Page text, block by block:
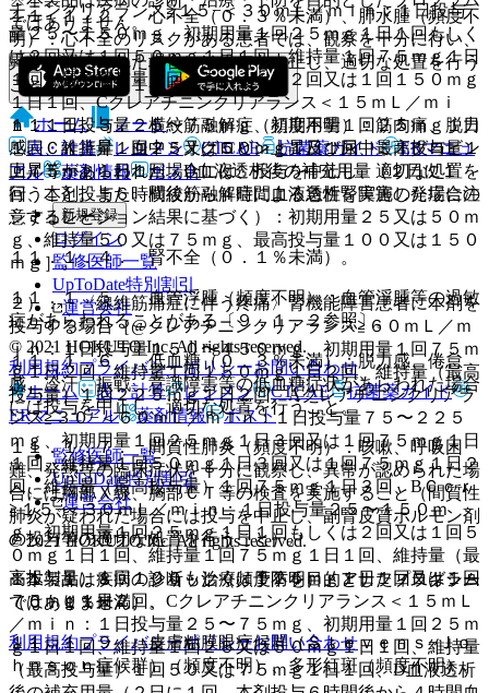
１１．１．２． 心不全（０．３％未満）、肺水腫（頻度不
明）：心不全のリスクがある患者では、観察を十分に行い、
異常が認められた場合には投与を中止し、適切な処置を行う
こと〔９．１．１参照〕。
１１．１．３． 横紋筋融解症（頻度不明）：筋肉痛、脱力
感、ＣＫ上昇、血中ミオグロビン上昇及び尿中ミオグロビン
上昇等があらわれた場合には、投与を中止し、適切な処置を
行うこと。また、横紋筋融解症による急性腎障害の発症に注
意すること。
１１．１．４． 腎不全（０．１％未満）。
１１．１．５． 血管浮腫（頻度不明）：血管浮腫等の過敏
症があらわれることがある〔９．１．２参照〕。
１１．１．６． 低血糖（０．３％未満）：脱力感、倦怠
感、冷汗、振戦、意識障害等の低血糖症状があらわれた場合
には投与を中止し、適切な処置を行うこと。
１１．１．７． 間質性肺炎（頻度不明）：咳嗽、呼吸困
難、発熱等の臨床症状を十分に観察し、異常が認められた場
合には胸部Ｘ線、胸部ＣＴ等の検査を実施すること（間質性
肺炎が疑われた場合には投与を中止し、副腎皮質ホルモン剤
の投与等の適切な処置を行うこと）。
１１．１．８． ショック（頻度不明）、アナフィラキシー
（０．１％未満）。
１１．１．９． 皮膚粘膜眼症候群（Ｓｔｅｖｅｎｓ−Ｊｏ
ｈｎｓｏｎ症候群）（頻度不明）、多形紅斑（頻度不明）。
チニンクリアランス≧１５−＜３０ｍＬ／ｍｉｎ：１日投与
量２５〜１５０ｍｇ、初期用量１回２５ｍｇ１日１回もしく
は２回又は１回５０ｍｇ１日１回、維持量１回７５ｍｇ１日
１回、最高投与量１回７５ｍｇ１日２回又は１回１５０ｍｇ
１日１回、Cクレアチニンクリアランス＜１５ｍＬ／ｍｉ
ｎ：１日投与量２５〜７５ｍｇ、初期用量１回２５ｍｇ１日
１回、維持量１回２５又は５０ｍｇ１日１回、最高投与量１
回７５ｍｇ１日１回、D血液透析後の補充用量（２日に１
回、本剤投与６時間後から４時間血液透析を実施した場合の
シミュレーション結果に基づく）：初期用量２５又は５０ｍ
ｇ、維持量５０又は７５ｍｇ、最高投与量１００又は１５０
ｍｇ］。
２）． 〈線維筋痛症に伴う疼痛〉腎機能障害患者に本剤を
投与する場合［@クレアチニンクリアランス≧６０ｍＬ／ｍ
ｉｎ：１日投与量１５０〜４５０ｍｇ、初期用量１回７５ｍ
ｇ１日２回、維持量１回１５０ｍｇ１日２回、維持量（最高
投与量）１回２２５ｍｇ１日２回、Aクレアチニンクリアラ
ンス≧３０−＜６０ｍＬ／ｍｉｎ：１日投与量７５〜２２５
ｍｇ、初期用量１回２５ｍｇ１日３回又は１回７５ｍｇ１日
１回、維持量１回５０ｍｇ１日３回又は１回７５ｍｇ１日２
回、維持量（最高投与量）１回７５ｍｇ１日３回、BＣｃｒ
≧１５−＜３０ｍＬ／ｍｉｎ：１日投与量２５〜１５０ｍ
ｇ、初期用量１回２５ｍｇ１日１回もしくは２回又は１回５
０ｍｇ１日１回、維持量１回７５ｍｇ１日１回、維持量（最
高投与量）１回１００もしくは１２５ｍｇ１日１回又は１回
７５ｍｇ１日２回、Cクレアチニンクリアランス＜１５ｍＬ
／ｍｉｎ：１日投与量２５〜７５ｍｇ、初期用量１回２５ｍ
ｇ１日１回、維持量１回２５又は５０ｍｇ１日１回、維持量
（最高投与量）１回５０又は７５ｍｇ１日１回、D血液透析
ではありません。
ホーム
ノート
表・計算
レジメン CTCAE 抗菌薬ガイド
ERマニュ
アル
薬剤情報 ポスト
新規登録
ログイン
監修医師一覧
UpToDate特別割引
運営会社
© 2021 HOKUTO Inc. All rights reserved.
利用規約プライバシーポリシーお問い合わせ
ホーム
表・計算 レジメン CTCAE
抗菌薬ガイド
ERマニュアル
薬剤情報 ポスト
監修医師一覧
UpToDate特別割引
運営会社
© 2021 HOKUTO Inc. All rights reserved.
※本製品は疾病の診断・治療・予防を目的としたプログラム
ではありません。
利用規約プライバシーポリシーお問い合わせ